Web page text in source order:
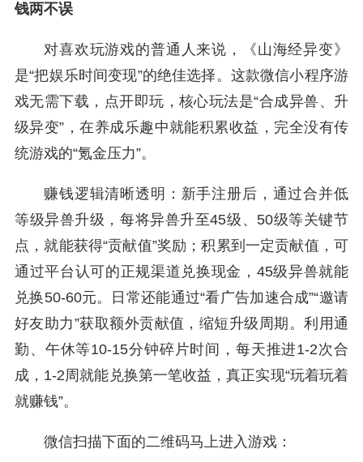
钱两不误
对喜欢玩游戏的普通人来说，《山海经异变》
是“把娱乐时间变现”的绝佳选择。这款微信小程序游
戏无需下载，点开即玩，核心玩法是“合成异兽、升
级异变”，在养成乐趣中就能积累收益，完全没有传
统游戏的“氪金压力”。
赚钱逻辑清晰透明：新手注册后，通过合并低
等级异兽升级，每将异兽升至45级、50级等关键节
点，就能获得“贡献值”奖励；积累到一定贡献值，可
通过平台认可的正规渠道兑换现金，45级异兽就能
兑换50-60元。日常还能通过“看广告加速合成”“邀请
好友助力”获取额外贡献值，缩短升级周期。利用通
勤、午休等10-15分钟碎片时间，每天推进1-2次合
成，1-2周就能兑换第一笔收益，真正实现“玩着玩着
就赚钱”。
微信扫描下面的二维码马上进入游戏：